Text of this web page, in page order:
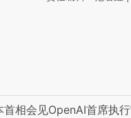
相会见OpenAI首席执